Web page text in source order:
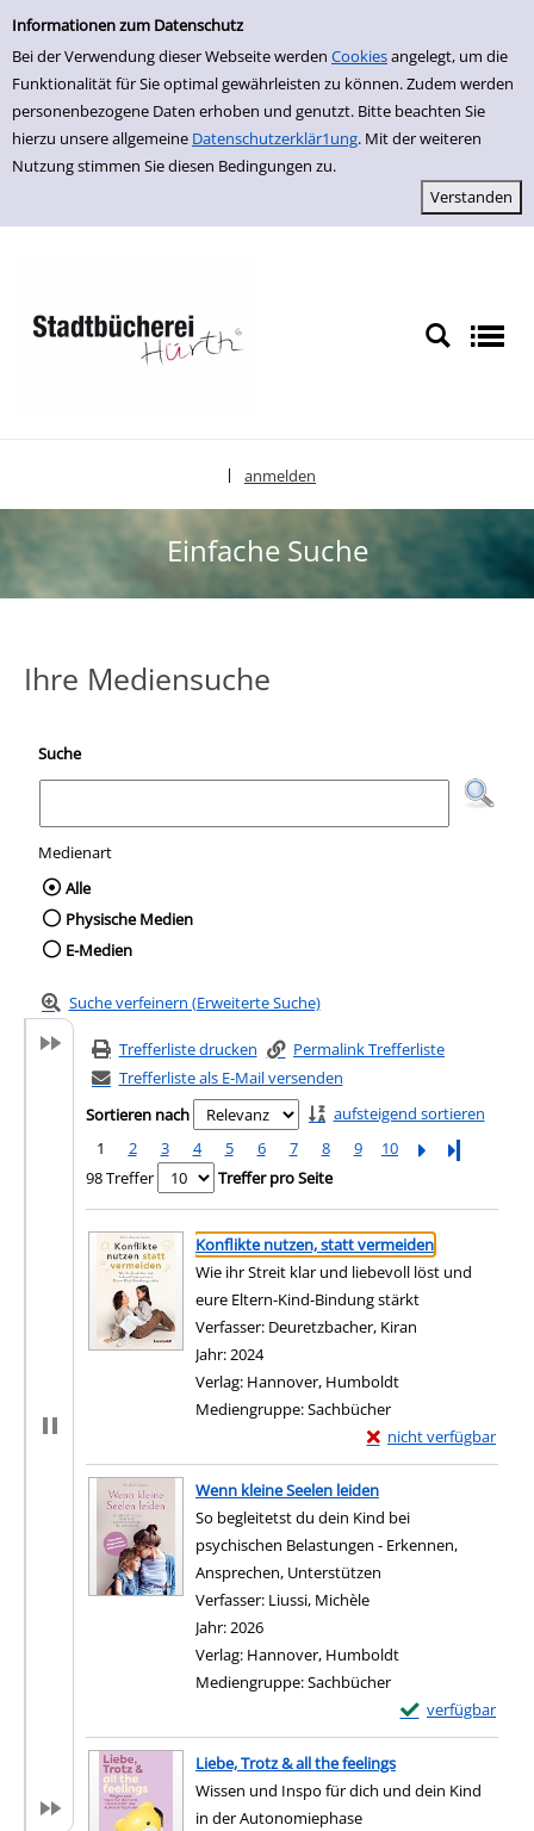
Einfache Suche
Informationen zum Datenschutz
Bei der Verwendung dieser Webseite werden Cookiesangelegt, um die
Funktionalität für Sie optimal gewährleisten zu können. Zudem werden
personenbezogene Daten erhoben und genutzt. Bitte beachten Sie
hierzu unsere allgemeine Datenschutzerklär1ung. Mit der weiteren
Nutzung stimmen Sie diesen Bedingungen zu.
zur Navigation springen
zum Inhalt springen
Zu den Suchfiltern springen
Zur Trefferliste springen
anmelden
Einfache Suche
Ihre Mediensuche
Suche
Medienart
Wählen Sie die Medienart nach der Sie
Alle
Physische Medien
E-Medien
Suche verfeinern (Erweiterte Suche)
Trefferliste drucken
Permalink Trefferliste
Trefferliste als E-Mail versenden
Sortieren nach
aufsteigend sortieren
1
2 3 4 5 6 7 8 9 10
Letzte Seite
98 Treffer
Treffer pro Seite
Suchergebnis
Zu den Suchfiltern springen
Konflikte nutzen, statt vermeiden
Wie ihr Streit klar und liebevoll löst und
eure Eltern-Kind-Bindung stärkt
Verfasser: Deuretzbacher, Kiran
Jahr:2024
Verlag: Hannover, Humboldt
Mediengruppe:Sachbücher
nicht verfügbar
Exemplar-Details von
Zum Download von
Wenn kleine Seelen leiden
So begleitetst du dein Kind bei
psychischen Belastungen - Erkennen,
Ansprechen, Unterstützen
Verfasser: Liussi, Michèle
Jahr:2026
Verlag: Hannover, Humboldt
Mediengruppe:Sachbücher
verfügbar
Exemplar-Details
Zum Download
Liebe, Trotz & all the feelings
Wissen und Inspo für dich und dein Kind
in der Autonomiephase